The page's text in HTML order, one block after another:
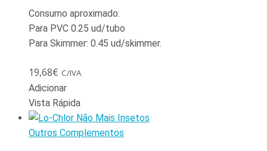
Consumo aproximado:
Para PVC 0.25 ud/tubo
Para Skimmer: 0.45 ud/skimmer.
19,68€ C/IVA
Adicionar
Vista Rápida
Outros Complementos